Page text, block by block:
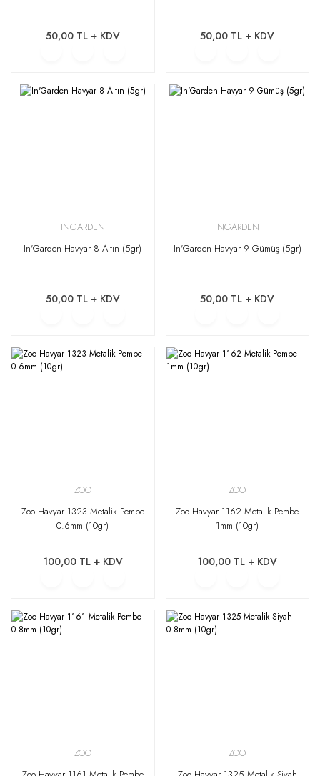
50,00 TL + KDV 50,00 TL + KDV
INGARDEN
In'Garden Havyar 8 Altın (5gr)
50,00 TL + KDV
INGARDEN
In'Garden Havyar 9 Gümüş (5gr)
50,00 TL + KDV
ZOO
Zoo Havyar 1323 Metalik Pembe
0.6mm (10gr)
100,00 TL + KDV
ZOO
Zoo Havyar 1162 Metalik Pembe
1mm (10gr)
100,00 TL + KDV
ZOO
ZOO